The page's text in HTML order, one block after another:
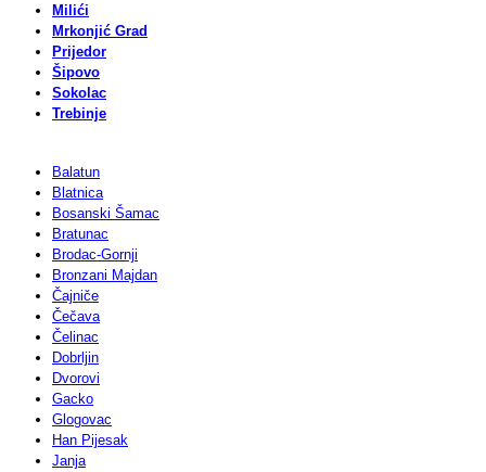
Milići
Mrkonjić Grad
Prijedor
Šipovo
Sokolac
Trebinje
Balatun
Blatnica
Bosanski Šamac
Bratunac
Brodac-Gornji
Bronzani Majdan
Čajniče
Čečava
Čelinac
Dobrljin
Dvorovi
Gacko
Glogovac
Han Pijesak
Janja